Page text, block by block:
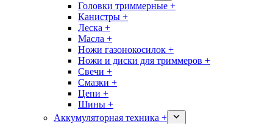
Головки триммерные +
Канистры +
Леска +
Масла +
Ножи газонокосилок +
Ножи и диски для триммеров +
Свечи +
Смазки +
Цепи +
Шины +
Аккумуляторная техника +